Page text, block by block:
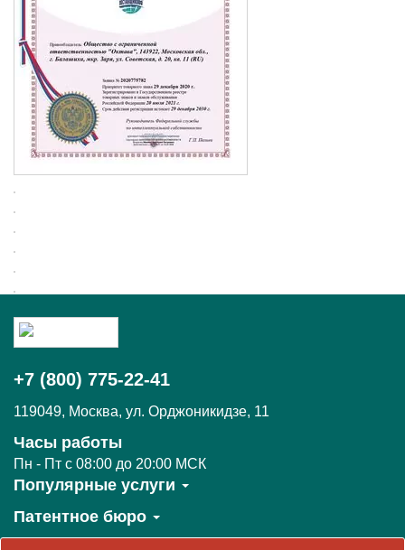
+7 (800) 775-22-41
119049, Москва, ул. Орджоникидзе, 11
Часы работы
Пн - Пт c 08:00 до 20:00 МСК
Популярные услуги
Патентное бюро